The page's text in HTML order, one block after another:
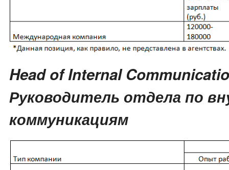
Head of Internal
Руководитель отдела по
коммуникациям